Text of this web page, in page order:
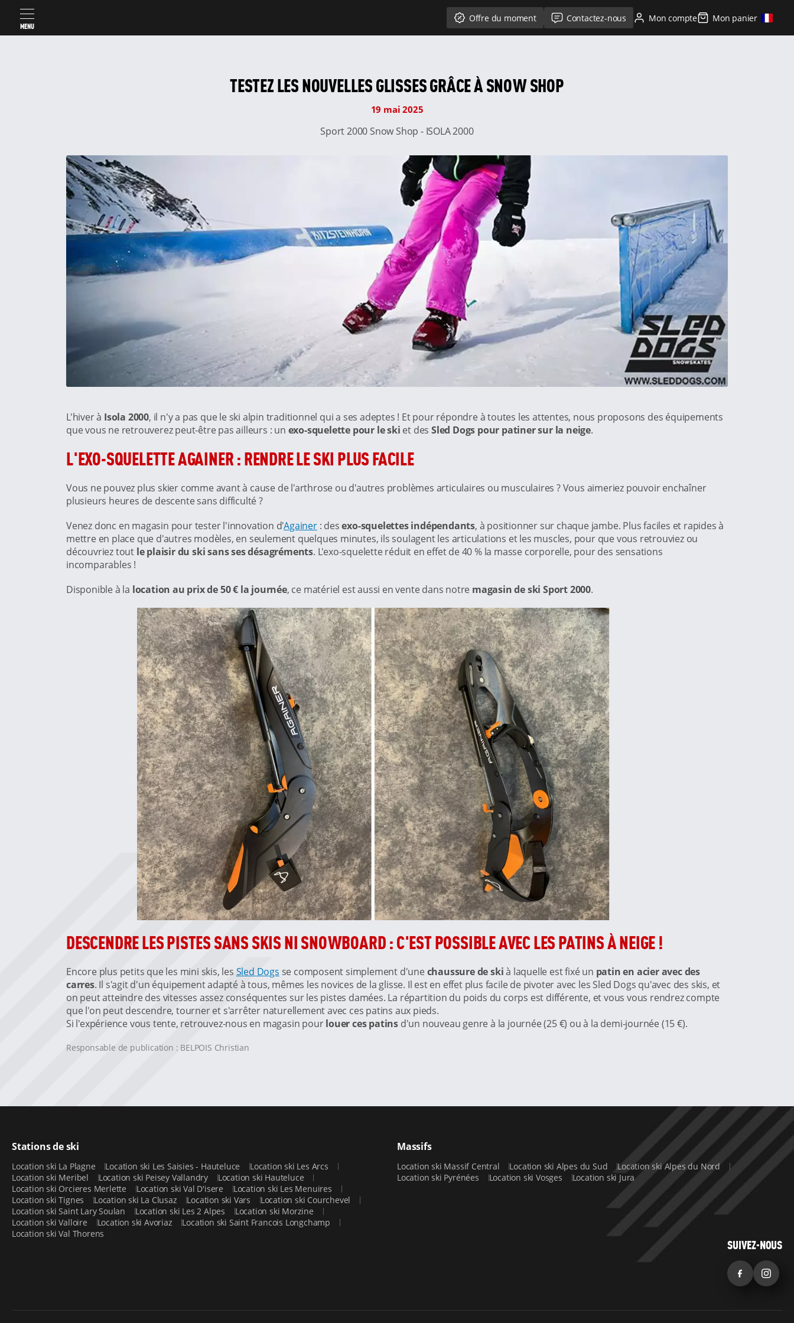
MENU
Offre du moment Contactez-nous Mon compte Mon panier
TESTEZ LES NOUVELLES GLISSES GRÂCE À SNOW SHOP
19 mai 2025
Sport 2000 Snow Shop - ISOLA 2000
L'hiver à Isola 2000, il n'y a pas que le ski alpin traditionnel qui a ses adeptes ! Et pour répondre à toutes les attentes, nous proposons des équipements
que vous ne retrouverez peut-être pas ailleurs : un exo-squelette pour le ski et desSled Dogs pour patiner sur la neige.
L'EXO-SQUELETTE AGAINER : RENDRE LE SKI PLUS FACILE
Vous ne pouvez plus skier comme avant à cause de l'arthrose ou d'autres problèmes articulaires ou musculaires ? Vous aimeriez pouvoir enchaîner
plusieurs heures de descente sans difficulté ?
Venez donc en magasin pour tester l'innovation d'Againer: desexo-squelettes indépendants, à positionner sur chaque jambe. Plus faciles et rapides à
mettre en place que d'autres modèles, en seulement quelques minutes, ils soulagent les articulations et les muscles, pour que vous retrouviez ou
découvriez tout le plaisir du ski sans ses désagréments. L'exo-squelette réduit en effet de 40 % la masse corporelle, pour des sensations
incomparables !
Disponible à la location au prix de 50 € la journée, ce matériel est aussi en vente dans notre magasin de ski Sport 2000.
DESCENDRE LES PISTES SANS SKIS NI SNOWBOARD : C'EST POSSIBLE AVEC LES PATINS À NEIGE !
Encore plus petits que les mini skis, les Sled Dogs se composent simplement d'une chaussure de skià laquelle est fixé un patin en acier avec des
carres. Il s'agit d'un équipement adapté à tous, mêmes les novices de la glisse. Il est en effet plus facile de pivoter avec les Sled Dogs qu'avec des skis, et
on peut atteindre des vitesses assez conséquentes sur les pistes damées. La répartition du poids du corps est différente, et vous vous rendrez compte
que l'on peut descendre, tourner et s'arrêter naturellement avec ces patins aux pieds.
Si l'expérience vous tente, retrouvez-nous en magasin pourlouer ces patins d'un nouveau genre à la journée (25 €) ou à la demi-journée (15 €).
Responsable de publication : BELPOIS Christian
Stations de ski
Location ski La Plagne Location ski Les Saisies - Hauteluce
Location ski Les Arcs
Location ski Meribel
Location ski Peisey Vallandry
Location ski Hauteluce
Location ski Orcieres Merlette
Location ski Val D'isere
Location ski Les Menuires
Location ski Tignes
Location ski La Clusaz Location ski Vars
Location ski Courchevel
Location ski Saint Lary Soulan
Location ski Les 2 Alpes
Location ski Morzine
Location ski Valloire
Location ski Avoriaz
Location ski Saint Francois Longchamp
Location ski Val Thorens
Massifs
Location ski Massif Central Location ski Alpes du Sud
Location ski Alpes du Nord
Location ski Pyrénées
Location ski Vosges Location ski Jura
SUIVEZ-NOUS
Facebook